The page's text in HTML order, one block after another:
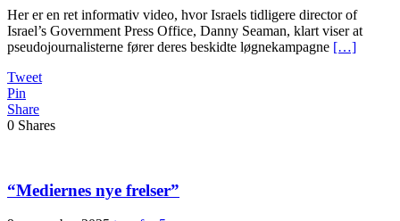
Her er en ret informativ video, hvor Israels tidligere director of
Israel’s Government Press Office, Danny Seaman, klart viser at
pseudojournalisterne fører deres beskidte løgnekampagne […]
Tweet
Pin
Share
0 Shares
“Mediernes nye frelser”